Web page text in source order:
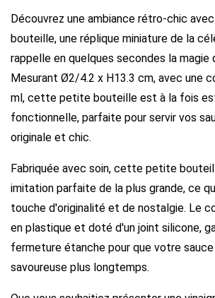
Découvrez une ambiance rétro-chic
bouteille, une réplique miniature de la
rappelle en quelques secondes la magie
Mesurant Ø2/4.2 x H13.3 cm, avec une
ml, cette petite bouteille est à la fois
fonctionnelle, parfaite pour servir vos
originale et chic.
Fabriquée avec soin, cette petite
imitation parfaite de la plus grande, ce
touche d'originalité et de nostalgie. Le
en plastique et doté d'un joint silicone,
fermeture étanche pour que votre
savoureuse plus longtemps.